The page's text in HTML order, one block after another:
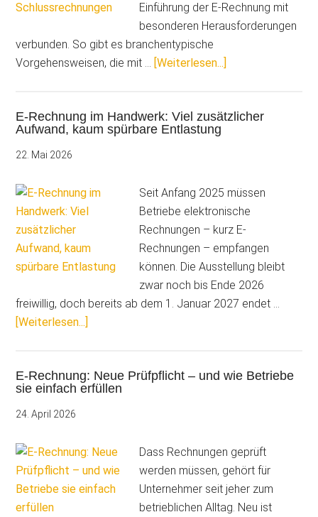
Einführung der E-Rechnung mit
besonderen Herausforderungen
verbunden. So gibt es branchentypische
Vorgehensweisen, die mit … [Weiterlesen...]
Herausforderung
E-Rechnung im Handwerk: Viel zusätzlicher
Aufwand, kaum spürbare Entlastung
22. Mai 2026
Seit Anfang 2025 müssen
Betriebe elektronische
Rechnungen – kurz E-
Rechnungen – empfangen
können. Die Ausstellung bleibt
zwar noch bis Ende 2026
freiwillig, doch bereits ab dem 1. Januar 2027 endet …
[Weiterlesen...]
Handwerk:
Viel
kaum
spürbare
Entlastung
E-Rechnung: Neue Prüfpflicht – und wie Betriebe
sie einfach erfüllen
24. April 2026
Dass Rechnungen geprüft
werden müssen, gehört für
Unternehmer seit jeher zum
betrieblichen Alltag. Neu ist